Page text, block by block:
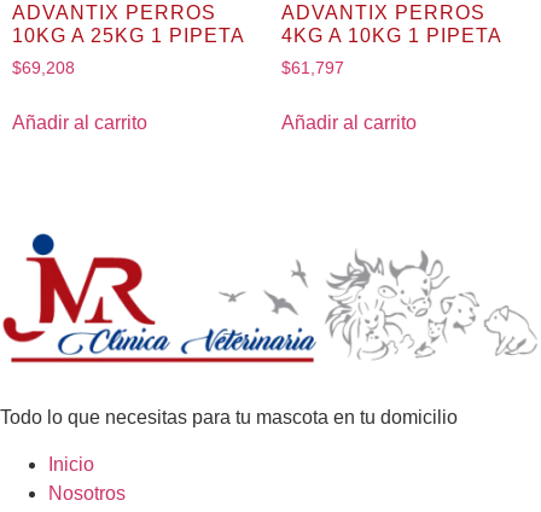
ADVANTIX PERROS
10KG A 25KG 1 PIPETA
$69,208
Añadir al carrito
ADVANTIX PERROS
4KG A 10KG 1 PIPETA
$61,797
Añadir al carrito
Todo lo que necesitas para tu mascota en tu domicilio
Inicio
Nosotros